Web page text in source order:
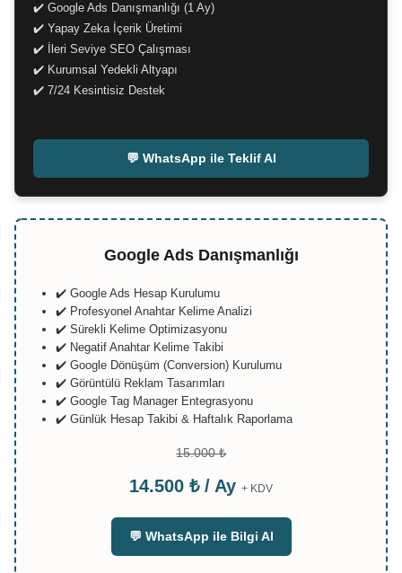
✔️ Google Ads Danışmanlığı (1 Ay)
✔️ Yapay Zeka İçerik Üretimi
✔️ İleri Seviye SEO Çalışması
✔️ Kurumsal Yedekli Altyapı
✔️ 7/24 Kesintisiz Destek
💬 WhatsApp ile Teklif Al
Google Ads Danışmanlığı
✔️ Google Ads Hesap Kurulumu
✔️ Profesyonel Anahtar Kelime Analizi
✔️ Sürekli Kelime Optimizasyonu
✔️ Negatif Anahtar Kelime Takibi
✔️ Google Dönüşüm (Conversion) Kurulumu
✔️ Görüntülü Reklam Tasarımları
✔️ Google Tag Manager Entegrasyonu
✔️ Günlük Hesap Takibi & Haftalık Raporlama
15.000 ₺
14.500 ₺ / Ay + KDV
💬 WhatsApp ile Bilgi Al